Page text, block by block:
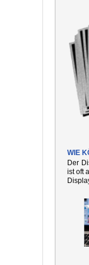
WIE
Der
ist oft